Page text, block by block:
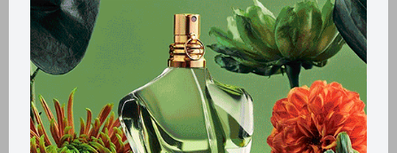
Métodos y costos de envío
Retiros gratuitos en tiendas